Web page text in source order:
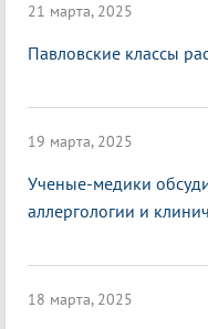
21 марта, 2025
Павловские классы
19 марта, 2025
Ученые-медики
аллергологии и
18 марта, 2025